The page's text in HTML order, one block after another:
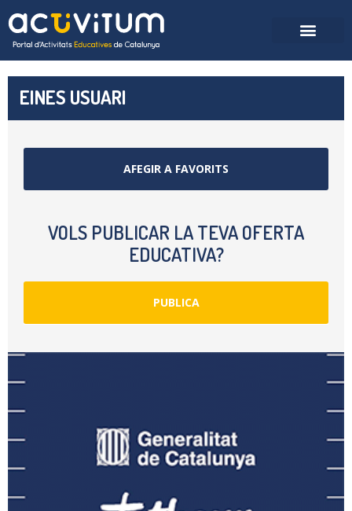
EINES USUARI
AFEGIR A FAVORITS
VOLS PUBLICAR LA TEVA OFERTA
EDUCATIVA?
PUBLICA